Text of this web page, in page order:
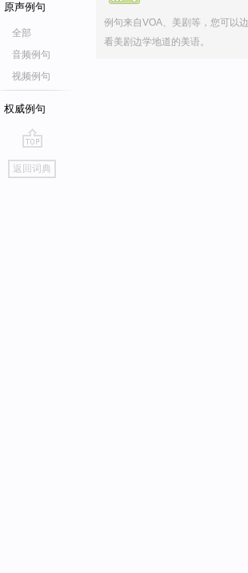
原声例句
全部
音频例句
视频例句
权威例句
go
top
返回词典
例句来自VOA、美剧等，您可以边
看美剧边学地道的美语。